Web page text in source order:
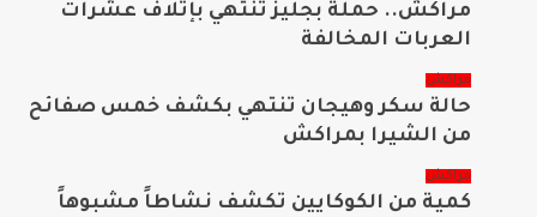
مراكش.. حملة بجليز تنتهي بإتلاف عشرات
العربات المخالفة
مراكش
حالة سكر وهيجان تنتهي بكشف خمس صفائح
من الشيرا بمراكش
مراكش
كمية من الكوكايين تكشف نشاطاً مشبوهاً